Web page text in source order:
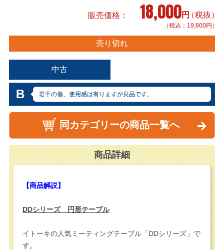
販売価格 18,000円（税抜）
（税込：19,800円）
売り切れ
中古
B 若干の傷、使用感は有りますが良品です。
同カテゴリーの商品一覧へ
商品詳細
【商品解説】
DDシリーズ 円形テーブル
イトーキの人気ミーティングテーブル「DDシリーズ」で
す。